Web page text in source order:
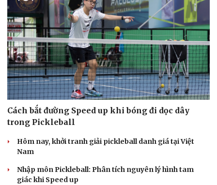
Du lịch
Tư vấn
Săn Tour
check-in
Podcast
Câu chuyện thời
Đọc truyện đêm
Cửa sổ tình yêu
Kể chuyện cho bé
Hạt giống tâm hồn
Cách bắt đường Speed up khi bóng đi dọc dây
trong Pickleball
Hôm nay, khởi tranh giải pickleball danh giá tại Việt
Nam
Nhập môn Pickleball: Phân tích nguyên lý hình tam
giác khi Speed up